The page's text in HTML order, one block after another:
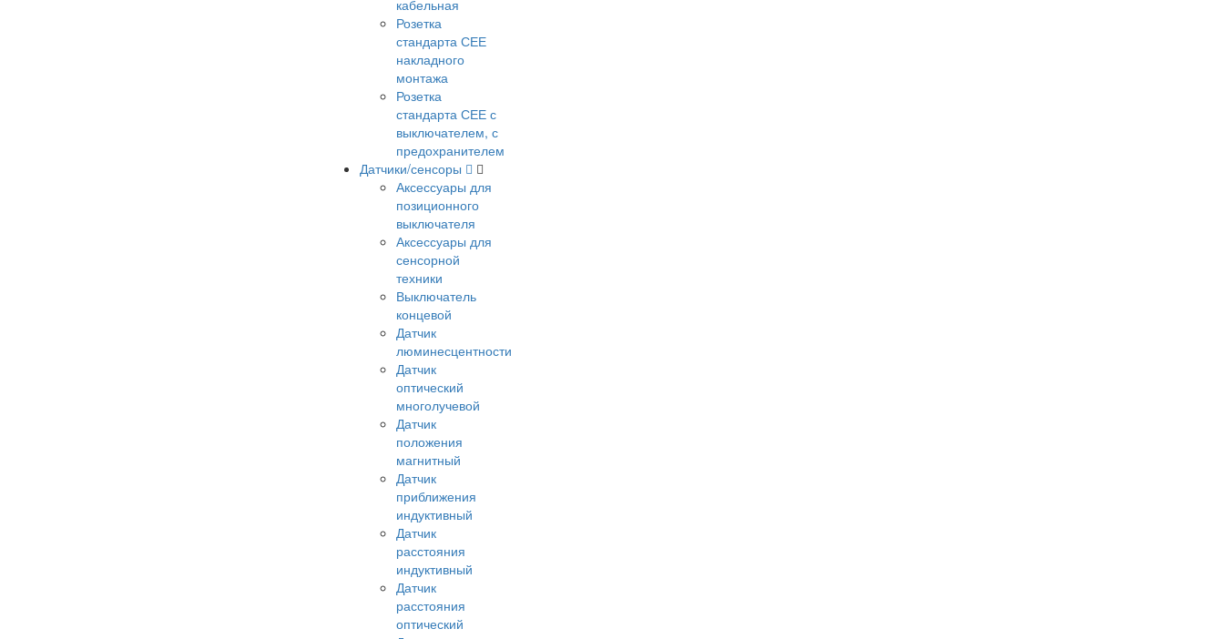
кабельная
Розетка
стандарта СЕЕ
накладного
монтажа
Розетка
стандарта СЕЕ с
выключателем, с
предохранителем
Датчики/сенсоры
Аксессуары для
позиционного
выключателя
Аксессуары для
сенсорной
техники
Выключатель
концевой
Датчик
люминесцентности
Датчик
оптический
многолучевой
Датчик
положения
магнитный
Датчик
приближения
индуктивный
Датчик
расстояния
индуктивный
Датчик
расстояния
оптический